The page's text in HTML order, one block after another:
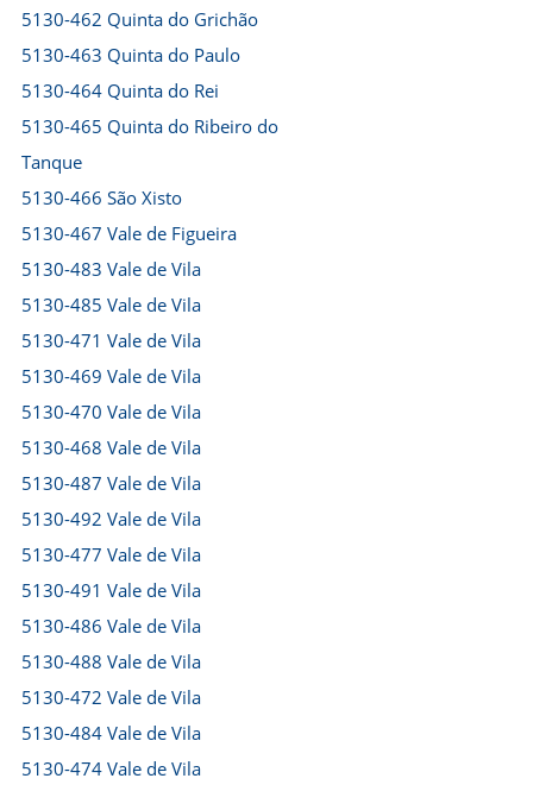
5130-462 Quinta do Grichão
5130-463 Quinta do Paulo
5130-464 Quinta do Rei
5130-465 Quinta do Ribeiro do
Tanque
5130-466 São Xisto
5130-467 Vale de Figueira
5130-483 Vale de Vila
5130-485 Vale de Vila
5130-471 Vale de Vila
5130-469 Vale de Vila
5130-470 Vale de Vila
5130-468 Vale de Vila
5130-487 Vale de Vila
5130-492 Vale de Vila
5130-477 Vale de Vila
5130-491 Vale de Vila
5130-486 Vale de Vila
5130-488 Vale de Vila
5130-472 Vale de Vila
5130-484 Vale de Vila
5130-474 Vale de Vila